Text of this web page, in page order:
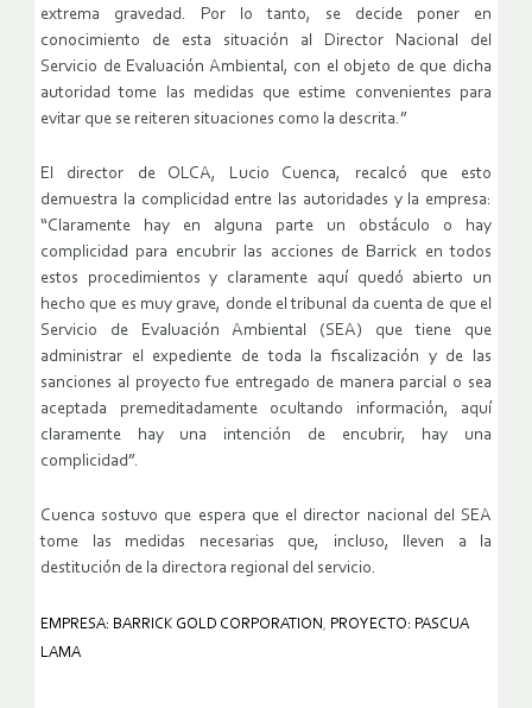
extrema gravedad. Por lo tanto, se decide poner en
conocimiento de esta situación al Director Nacional del
Servicio de Evaluación Ambiental, con el objeto de que dicha
autoridad tome las medidas que estime convenientes para
evitar que se reiteren situaciones como la descrita.”
El director de OLCA, Lucio Cuenca, recalcó que esto
demuestra la complicidad entre las autoridades y la empresa:
“Claramente hay en alguna parte un obstáculo o hay
complicidad para encubrir las acciones de Barrick en todos
estos procedimientos y claramente aquí quedó abierto un
hecho que es muy grave, donde el tribunal da cuenta de que el
Servicio de Evaluación Ambiental (SEA) que tiene que
administrar el expediente de toda la fiscalización y de las
sanciones al proyecto fue entregado de manera parcial o sea
aceptada premeditadamente ocultando información, aquí
claramente hay una intención de encubrir, hay una
complicidad”.
Cuenca sostuvo que espera que el director nacional del SEA
tome las medidas necesarias que, incluso, lleven a la
destitución de la directora regional del servicio.
EMPRESA: BARRICK GOLD CORPORATION , PROYECTO: PASCUA
LAMA